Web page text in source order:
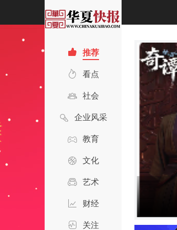
推荐
看点
社会
企业风采
教育
文化
艺术
财经
关注